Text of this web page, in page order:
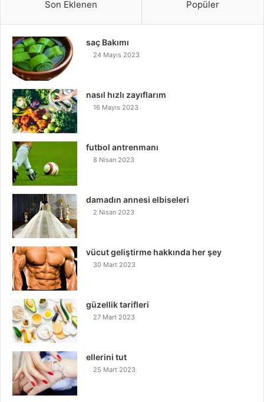
Son Eklenen Popüler
saç Bakımı
24 Mayıs 2023
nasıl hızlı zayıflarım
16 Mayıs 2023
futbol antrenmanı
8 Nisan 2023
damadın annesi elbiseleri
2 Nisan 2023
vücut geliştirme hakkında her şey
30 Mart 2023
güzellik tarifleri
27 Mart 2023
ellerini tut
25 Mart 2023